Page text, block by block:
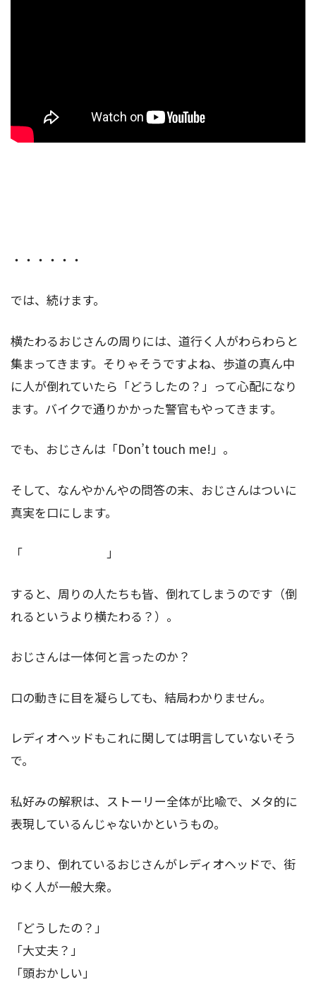
・・・・・・
では、続けます。
横たわるおじさんの周りには、道行く人がわらわらと
集まってきます。そりゃそうですよね、歩道の真ん中
に人が倒れていたら「どうしたの？」って心配になり
ます。バイクで通りかかった警官もやってきます。
でも、おじさんは「Don’t touch me!」。
そして、なんやかんやの問答の末、おじさんはついに
真実を口にします。
「 」
すると、周りの人たちも皆、倒れてしまうのです（倒
れるというより横たわる？）。
おじさんは一体何と言ったのか？
口の動きに目を凝らしても、結局わかりません。
レディオヘッドもこれに関しては明言していないそう
で。
私好みの解釈は、ストーリー全体が比喩で、メタ的に
表現しているんじゃないかというもの。
つまり、倒れているおじさんがレディオヘッドで、街
ゆく人が一般大衆。
「どうしたの？」
「大丈夫？」
「頭おかしい」